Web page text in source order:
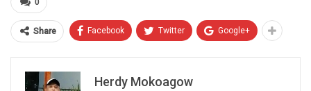
Share Facebook Twitter Google+
Herdy Mokoagow